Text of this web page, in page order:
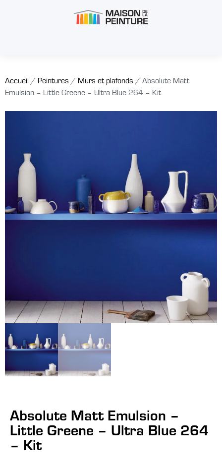
Accueil / Peintures / Murs et plafonds / Absolute Matt
Emulsion – Little Greene – Ultra Blue 264 – Kit
Absolute Matt Emulsion –
Little Greene – Ultra Blue 264
– Kit